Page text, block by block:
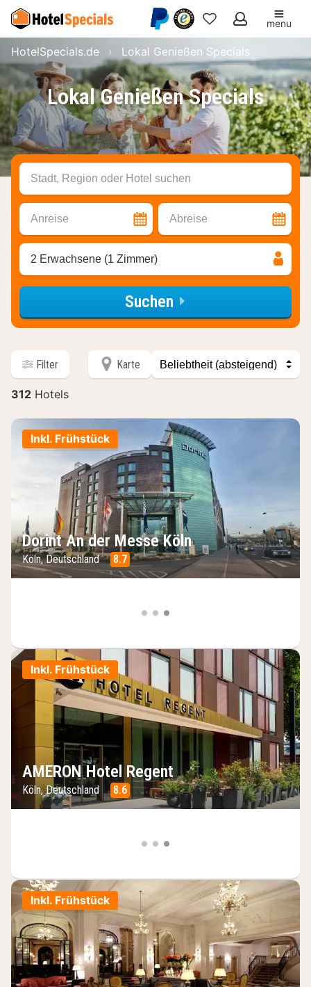
Meine
Favoriten
menu
Lokal Genießen Specials
HotelSpecials.de Lokal Genießen Specials
Stadt, Region oder Hotel suchen
Anreise Abreise
2 Erwachsene (1 Zimmer)
Suchen
Filter Karte
Sortieren
nach
312 Hotels
Hotels
Inkl. Frühstück
Dorint An der Messe Köln
Köln, Deutschland 8.7
Inkl. Frühstück
AMERON Hotel Regent
Köln, Deutschland 8.6
Inkl. Frühstück